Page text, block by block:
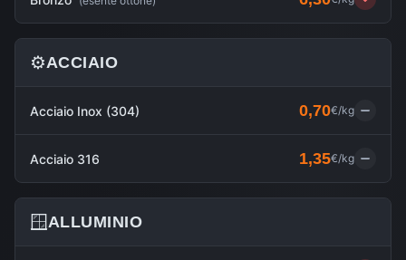
⚙️ACCIAIO
Acciaio Inox (304) 0,70€/kg
Acciaio 316 1,35€/kg
🪟ALLUMINIO